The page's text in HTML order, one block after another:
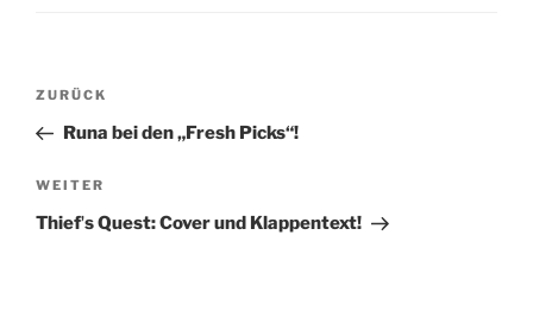
Beitragsnavigation
Vorheriger
Beitrag
ZURÜCK
Runa bei den „Fresh Picks“!
Nächster
Beitrag
WEITER
Thiefʼs Quest: Cover und Klappentext!